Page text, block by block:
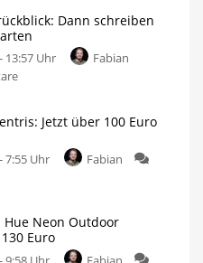
Dann schreiben
13:57 Uhr
Fabian
Jetzt über 100 Euro
7:55 Uhr
Fabian
Neon Outdoor
Euro